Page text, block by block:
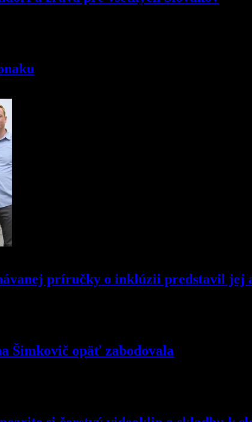
príručky o inklúzii predstavil jej
Šimkovič opäť zabodovala